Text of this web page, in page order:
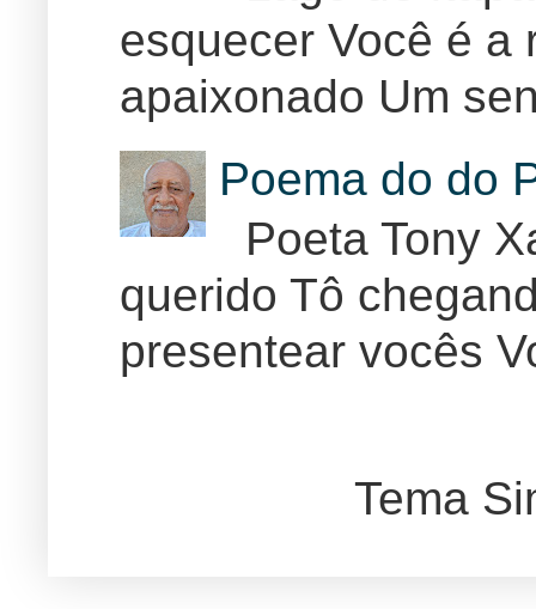
esquecer Você é a
apaixonado Um
Poema do do
Poeta Tony
querido Tô
presentear vocês
Tema